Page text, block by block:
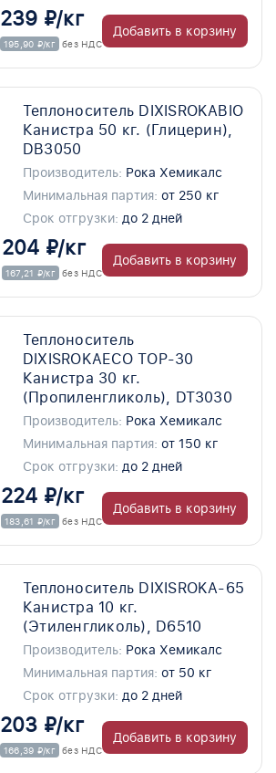
239 ₽/кг
195,90 ₽/кг без НДС
Добавить в корзину
Теплоноситель DIXISROKABIO
Канистра 50 кг. (Глицерин),
DB3050
Производитель: Рока Хемикалс
Минимальная партия: от 250 кг
Срок отгрузки: до 2 дней
204 ₽/кг
167,21 ₽/кг без НДС
Добавить в корзину
Теплоноситель
DIXISROKAECO TOP-30
Канистра 30 кг.
(Пропиленгликоль), DT3030
Производитель: Рока Хемикалс
Минимальная партия: от 150 кг
Срок отгрузки: до 2 дней
224 ₽/кг
183,61 ₽/кг без НДС
Добавить в корзину
Теплоноситель DIXISROKA-65
Канистра 10 кг.
(Этиленгликоль), D6510
Производитель: Рока Хемикалс
Минимальная партия: от 50 кг
Срок отгрузки: до 2 дней
203 ₽/кг
166,39 ₽/кг без НДС
Добавить в корзину